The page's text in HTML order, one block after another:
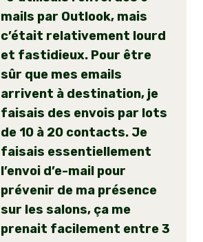
mails par Outlook, mais
c’était relativement lourd
et fastidieux. Pour être
sûr que mes emails
arrivent à destination, je
faisais des envois par lots
de 10 à 20 contacts. Je
faisais essentiellement
l’envoi d’e-mail pour
prévenir de ma présence
sur les salons, ça me
prenait facilement entre 3